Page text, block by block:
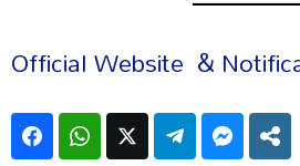
Official Website &
FacebookWhatsAppTwitter Telegram